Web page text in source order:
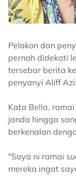
Pelakon dan
pernah didekati
tersebar berita
penyanyi Aliff
Kata Bella,
janda hingga
berkenalan
"Saya ni ramai
mereka ingat